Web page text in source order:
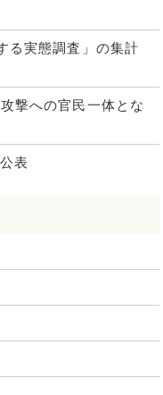
る実態調査」の集計
撃への官民一体とな
表